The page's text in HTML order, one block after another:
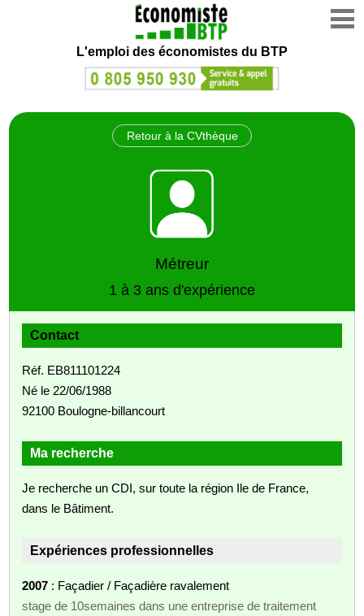
L'emploi des économistes du BTP
Retour à la CVthèque
Métreur
1 à 3 ans d'expérience
Contact
Réf. EB811101224
Né le 22/06/1988
92100 Boulogne-billancourt
Ma recherche
Je recherche un CDI, sur toute la région Ile de France,
dans le Bâtiment.
Expériences professionnelles
2007 : Façadier / Façadière ravalement
stage de 10semaines dans une entreprise de traitement